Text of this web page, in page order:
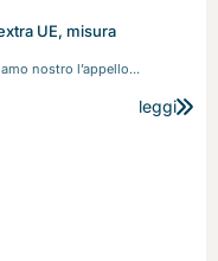
UE, misura
nostro l’appello...
leggi